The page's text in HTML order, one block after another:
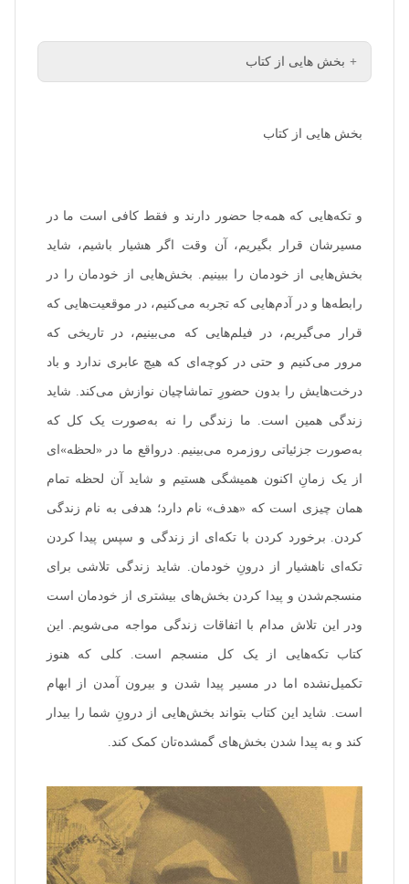
بخش هایی از کتاب
و تکه‌هایی که همه‌جا حضور دارند و فقط کافی است ما در
رابطه‌ها و در آدم‌هایی که تجربه می‌کنیم، در موقعیت‌هایی که
می‌کنیم و حتی در کوچه‌ای که هیچ عابری ندارد و باد
درخت‌هایش را بدون حضورِ تماشاچیان نوازش می‌کند. شاید
زندگی همین است. ما زندگی را نه به‌صورت یک کل که
یک زمانِ اکنون همیشگی هستیم و شاید آن لحظه تمام همان
چیزی است که «هدف» نام دارد؛ هدفی به نام زندگی
کردن. برخورد کردن با تکه‌ای از زندگی و سپس پیدا کردن
منسجم‌شدن و پیدا کردن بخش‌های بیشتری از خودمان است
ودر این تلاش مدام با اتفاقات زندگی مواجه می‌شویم. این
کتاب تکه‌هایی از یک کل منسجم است. کلی که هنوز
است. شاید این کتاب بتواند بخش‌هایی از درونِ شما را بیدار
کند و به پیدا شدن بخش‌های گمشده‌تان کمک کند.
بخش هایی از کتاب
و تکه‌هایی که همه‌جا حضور دارند و فقط کافی است ما در
مسیرشان قرار بگیریم، آن وقت اگر هشیار باشیم، شاید
بخش‌هایی از خودمان را ببینیم. بخش‌هایی از خودمان را در
رابطه‌ها و در آدم‌هایی که تجربه می‌کنیم، در موقعیت‌هایی که
قرار می‌گیریم، در فیلم‌هایی که می‌بینیم، در تاریخی که
مرور می‌کنیم و حتی در کوچه‌ای که هیچ عابری ندارد و باد
درخت‌هایش را بدون حضورِ تماشاچیان نوازش می‌کند. شاید
زندگی همین است. ما زندگی را نه به‌صورت یک کل که
به‌صورت جزئیاتی روزمره می‌بینیم. درواقع ما در «لحظه»ای
از یک زمانِ اکنون همیشگی هستیم و شاید آن لحظه تمام
همان چیزی است که «هدف» نام دارد؛ هدفی به نام زندگی
کردن. برخورد کردن با تکه‌ای از زندگی و سپس پیدا کردن
تکه‌ای ناهشیار از درونِ خودمان. شاید زندگی تلاشی برای
منسجم‌شدن و پیدا کردن بخش‌های بیشتری از خودمان است
ودر این تلاش مدام با اتفاقات زندگی مواجه می‌شویم. این
کتاب تکه‌هایی از یک کل منسجم است. کلی که هنوز
تکمیل‌نشده اما در مسیر پیدا شدن و بیرون آمدن از ابهام
است. شاید این کتاب بتواند بخش‌هایی از درونِ شما را بیدار
کند و به پیدا شدن بخش‌های گمشده‌تان کمک کند.